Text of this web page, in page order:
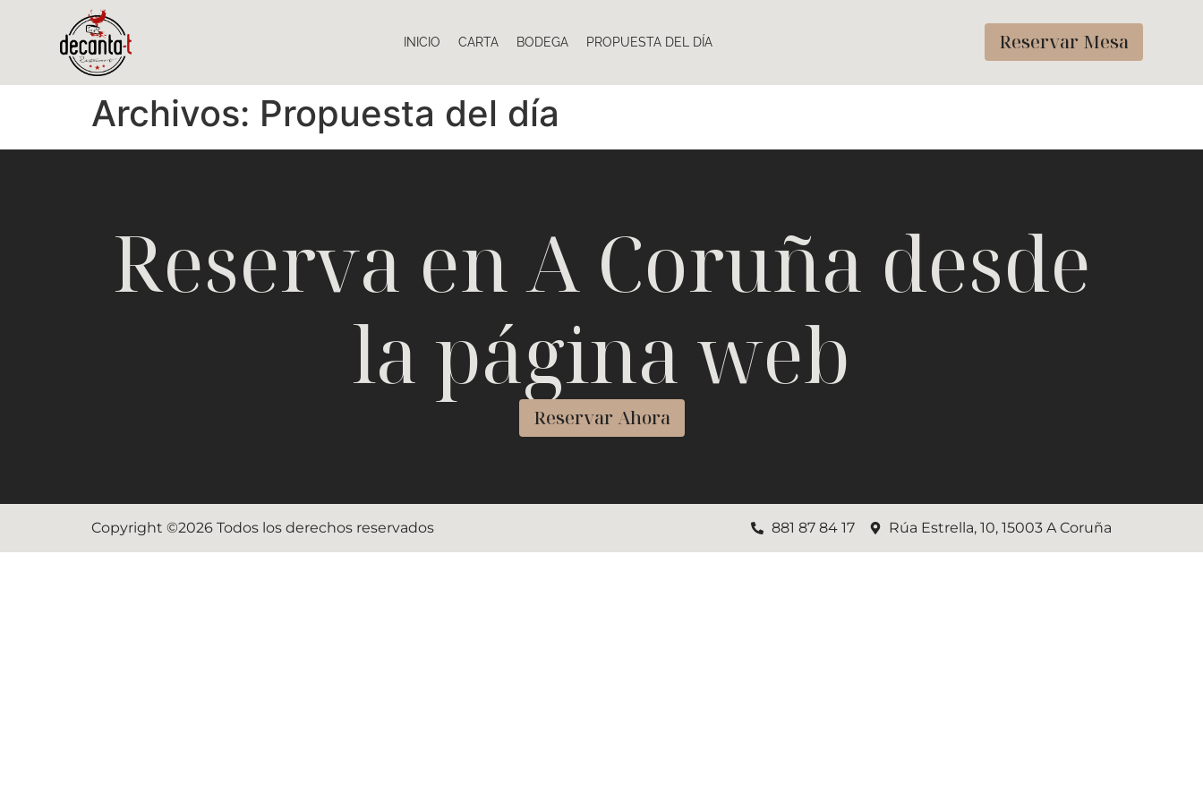
INICIO CARTA BODEGA PROPUESTA DEL DÍA Reservar Mesa
Archivos: Propuesta del día
Reserva en A Coruña desde
la página web
Reservar Ahora
Copyright ©2026 Todos los derechos reservados 881 87 84 17 Rúa Estrella, 10, 15003 A Coruña